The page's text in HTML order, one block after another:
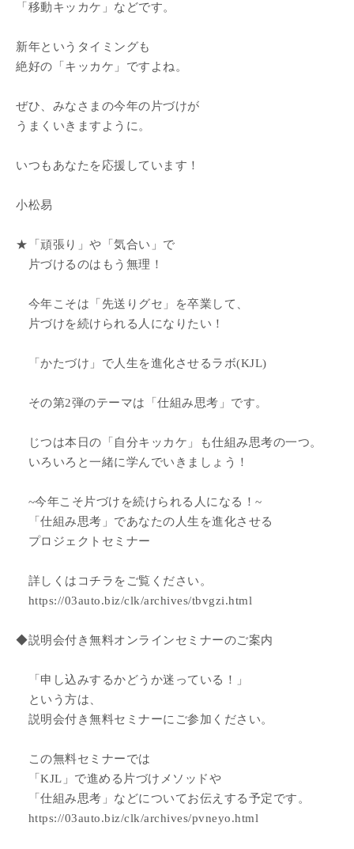
「移動キッカケ」などです。
新年というタイミングも
絶好の「キッカケ」ですよね。
ぜひ、みなさまの今年の片づけが
うまくいきますように。
いつもあなたを応援しています！
小松易
★「頑張り」や「気合い」で
片づけるのはもう無理！
今年こそは「先送りグセ」を卒業して、
片づけを続けられる人になりたい！
「かたづけ」で人生を進化させるラボ(KJL)
その第2弾のテーマは「仕組み思考」です。
じつは本日の「自分キッカケ」も仕組み思考の一つ。
いろいろと一緒に学んでいきましょう！
~今年こそ片づけを続けられる人になる！~
「仕組み思考」であなたの人生を進化させる
プロジェクトセミナー
詳しくはコチラをご覧ください。
https://03auto.biz/clk/archives/tbvgzi.html
◆説明会付き無料オンラインセミナーのご案内
「申し込みするかどうか迷っている！」
という方は、
説明会付き無料セミナーにご参加ください。
この無料セミナーでは
「KJL」で進める片づけメソッドや
「仕組み思考」などについてお伝えする予定です。
https://03auto.biz/clk/archives/pvneyo.html